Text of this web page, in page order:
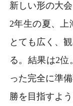
新しい形の大
2年生の夏、上
とても広く、
る。結果は2
った完全に準
勝を目指すよ